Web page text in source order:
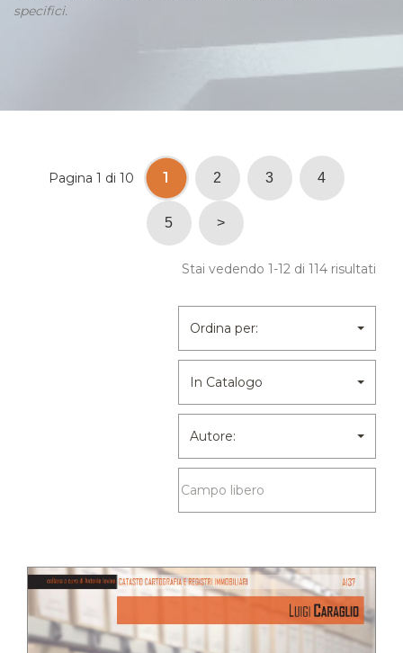
specifici.
Pagina 1 di 10 1 2 3 4
5 >
Stai vedendo 1-12 di 114 risultati
Ordina per:
In Catalogo
Autore: